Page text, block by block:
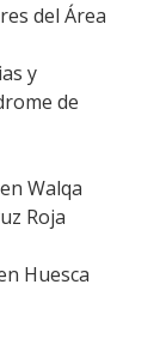
del Área
y
de
Walqa
Roja
Huesca